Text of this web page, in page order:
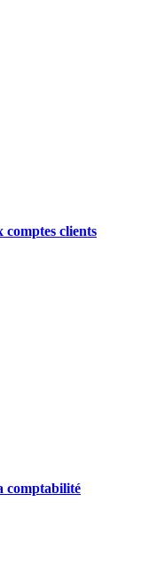
comptes clients
comptabilité